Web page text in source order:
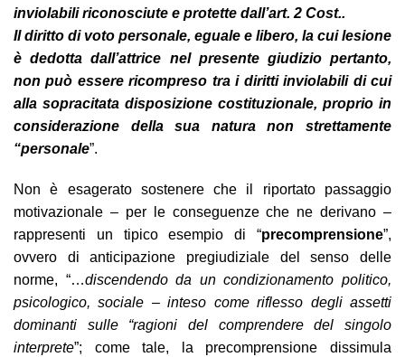
inviolabili riconosciute e protette dall’art. 2 Cost..
Il diritto di voto personale, eguale e libero, la cui lesione
è dedotta dall’attrice nel presente giudizio pertanto,
non può essere ricompreso tra i diritti inviolabili di cui
alla sopracitata disposizione costituzionale, proprio in
considerazione della sua natura non strettamente
“personale”.
Non è esagerato sostenere che il riportato passaggio
motivazionale – per le conseguenze che ne derivano –
rappresenti un tipico esempio di “precomprensione”,
ovvero di anticipazione pregiudiziale del senso delle
norme, “…discendendo da un condizionamento politico,
psicologico, sociale – inteso come riflesso degli assetti
dominanti sulle “ragioni del comprendere del singolo
interprete”; come tale, la precomprensione dissimula